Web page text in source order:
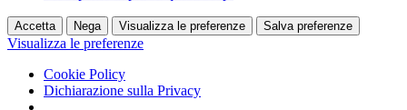
Accetta Nega Visualizza le preferenze Salva preferenze
Visualizza le preferenze
Cookie Policy
Dichiarazione sulla Privacy